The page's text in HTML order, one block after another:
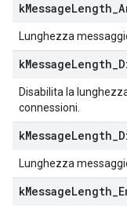
kMessageLength
Lunghezza
kMessageLength
Disabilita la
connessioni.
kMessageLength
Lunghezza
kMessageLength